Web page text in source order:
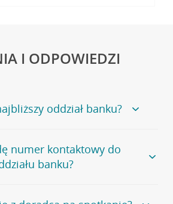
I ODPOWIEDZI
oddział banku?
naszego banku, zapraszamy na
, na której znajduje się
numer kontaktowy do
banku?
nie udostępnia ogólnego numeru